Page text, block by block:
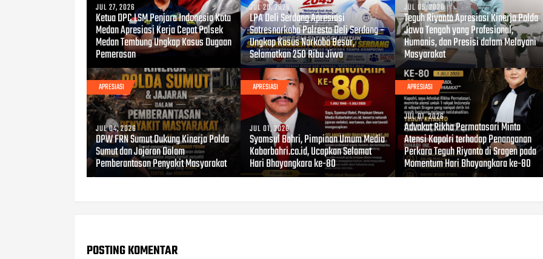
JUL 27, 2026
Ketua DPC LSM Penjara Indonesia Kota
Medan Apresiasi Kerja Cepat Polsek
Medan Tembung Ungkap Kasus Dugaan
Pemerasan
JUL 20, 2026
LPA Deli Serdang Apresiasi
Satresnarkoba Polresta Deli Serdang –
Ungkap Kasus Narkoba Besar,
Selamatkan 250 Ribu Jiwa
JUL 05, 2026
Teguh Riyanto Apresiasi Kinerja Polda
Jawa Tengah yang Profesional,
Humanis, dan Presisi dalam Melayani
Masyarakat
APRESIASI
JUL 04, 2026
DPW FRN Sumut Dukung Kinerja Polda
Sumut dan Jajaran Dalam
Pemberantasan Penyakit Masyarakat
APRESIASI
JUL 01, 2026
Syamsul Bahri, Pimpinan Umum Media
Kabarbahri.co.id, Ucapkan Selamat
Hari Bhayangkara ke-80
APRESIASI
JUL 01, 2026
Advokat Rikha Permatasari Minta
Atensi Kapolri terhadap Penanganan
Perkara Teguh Riyanto di Sragen pada
Momentum Hari Bhayangkara ke-80
POSTING KOMENTAR